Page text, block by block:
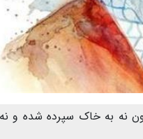
نه به خاک سپرده شده و